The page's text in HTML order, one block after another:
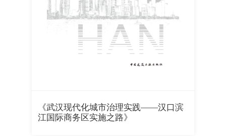
《武汉现代化城市治理实践——汉口滨
江国际商务区实施之路》